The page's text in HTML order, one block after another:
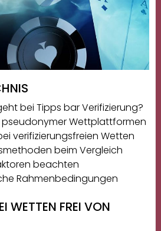
bei Tipps bar Verifizierung?
Wettplattformen
verifizierungsfreien Wetten
beim Vergleich
beachten
Rahmenbedingungen
WETTEN FREI VON